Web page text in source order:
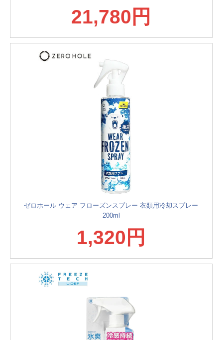
21,780円
ゼロホール ウェア フローズンスプレー 衣類用冷却スプレー
200ml
1,320円